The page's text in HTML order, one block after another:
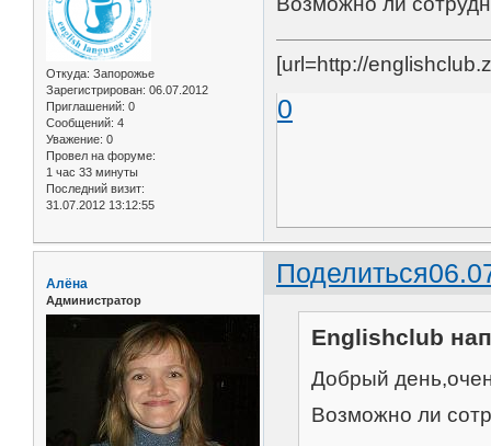
Откуда: Запорожье
Зарегистрирован: 06.07.2012
Приглашений: 0
Сообщений: 4
Уважение: 0
Провел на форуме:
1 час 33 минуты
Последний визит:
31.07.2012 13:12:55
[url=http://
0
Поделиться
Алёна
Администратор
Englishclub
Добрый
Возможно ли